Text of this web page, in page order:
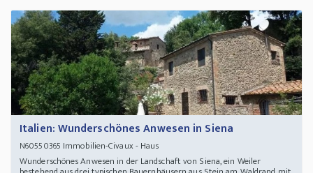
Italien: Wunderschönes Anwesen in Siena
N60550365 Immobilien-Civaux - Haus
Wunderschönes Anwesen in der Landschaft von Siena, ein Weiler